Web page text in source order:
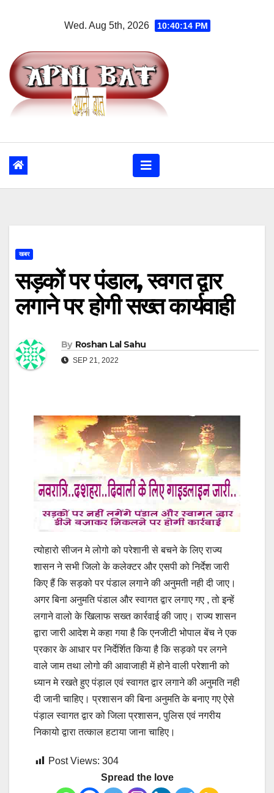
Wed. Aug 5th, 2026 10:40:15 PM
खबर
सड़कों पर पंडाल, स्वगत द्वार
लगाने पर होगी सख्त कार्यवाही
By Roshan Lal Sahu
SEP 21, 2022
त्योहारो सीजन मे लोगो को परेशानी से बचने के लिए राज्य
शासन ने सभी जिलो के कलेक्टर और एसपी को निर्देश जारी
किए हैं कि सड़को पर पंडाल लगाने की अनुमती नही दी जाए।
अगर बिना अनुमति पंडाल और स्वागत द्वार लगाए गए , तो इन्हें
लगाने वालो के खिलाफ सख्त कार्रवाई की जाए। राज्य शासन
द्वारा जारी आदेश मे कहा गया है कि एनजीटी भोपाल बेंच ने एक
प्रकार के आधार पर निर्देर्शित किया है कि सड़को पर लगने
वाले जाम तथा लोगो की आवाजाही में होने वाली परेशानी को
ध्यान मे रखते हुए पंड़ाल एवं स्वागत द्वार लगाने की अनुमति नही
दी जानी चाहिए। प्रशासन की बिना अनुमति के बनाए गए ऐसे
पंड़ाल स्वागत द्वार को जिला प्रशासन, पुलिस एवं नगरीय
निकायो द्वारा तत्काल हटाया जाना चाहिए।
Post Views: 304
Spread the love